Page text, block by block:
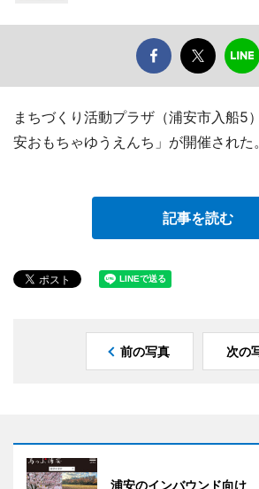
まちづくり活動プラザ（浦安市入船5
安おもちゃゆうえんち」が開催された。
記事を読む
前の写真 次の
浦安のインバウンド向け